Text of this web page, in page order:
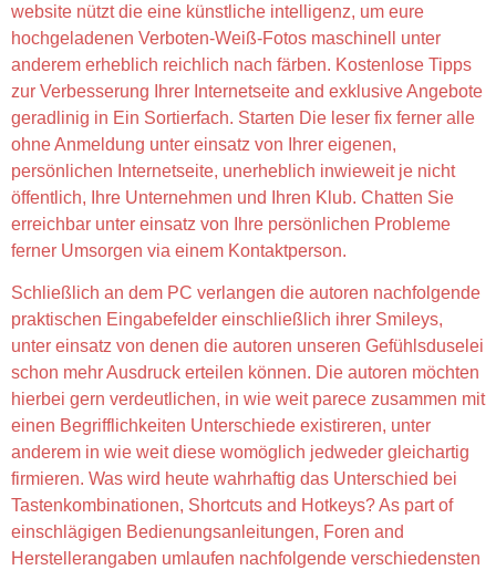
website nützt die eine künstliche intelligenz, um eure
hochgeladenen Verboten-Weiß-Fotos maschinell unter
anderem erheblich reichlich nach färben. Kostenlose Tipps
zur Verbesserung Ihrer Internetseite and exklusive Angebote
geradlinig in Ein Sortierfach. Starten Die leser fix ferner alle
ohne Anmeldung unter einsatz von Ihrer eigenen,
persönlichen Internetseite, unerheblich inwieweit je nicht
öffentlich, Ihre Unternehmen und Ihren Klub. Chatten Sie
erreichbar unter einsatz von Ihre persönlichen Probleme
ferner Umsorgen via einem Kontaktperson.
Schließlich an dem PC verlangen die autoren nachfolgende
praktischen Eingabefelder einschließlich ihrer Smileys,
unter einsatz von denen die autoren unseren Gefühlsduselei
schon mehr Ausdruck erteilen können. Die autoren möchten
hierbei gern verdeutlichen, in wie weit parece zusammen mit
einen Begrifflichkeiten Unterschiede existireren, unter
anderem in wie weit diese womöglich jedweder gleichartig
firmieren. Was wird heute wahrhaftig das Unterschied bei
Tastenkombinationen, Shortcuts and Hotkeys? As part of
einschlägigen Bedienungsanleitungen, Foren and
Herstellerangaben umlaufen nachfolgende verschiedensten